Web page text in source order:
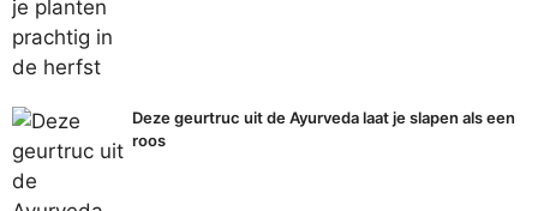
Deze geurtruc uit de Ayurveda laat je slapen als een
roos